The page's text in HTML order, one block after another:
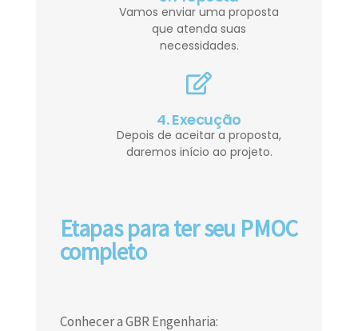
Vamos enviar uma proposta
que atenda suas
necessidades.
4. Execução
Depois de aceitar a proposta,
daremos início ao projeto.
Etapas para ter seu PMOC
completo
Conhecer a GBR Engenharia: